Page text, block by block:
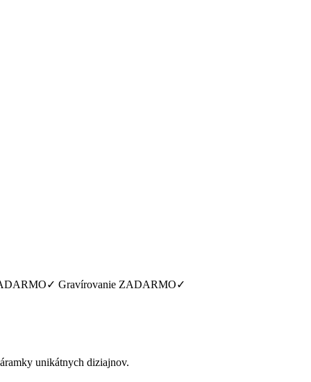
Gravírovanie ZADARMO✓
unikátnych diziajnov.